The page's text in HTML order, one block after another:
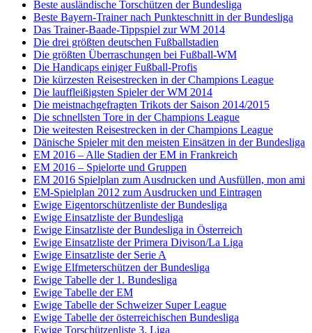
Beste ausländische Torschützen der Bundesliga
Beste Bayern-Trainer nach Punkteschnitt in der Bundesliga
Das Trainer-Baade-Tippspiel zur WM 2014
Die drei größten deutschen Fußballstadien
Die größten Überraschungen bei Fußball-WM
Die Handicaps einiger Fußball-Profis
Die kürzesten Reisestrecken in der Champions League
Die lauffleißigsten Spieler der WM 2014
Die meistnachgefragten Trikots der Saison 2014/2015
Die schnellsten Tore in der Champions League
Die weitesten Reisestrecken in der Champions League
Dänische Spieler mit den meisten Einsätzen in der Bundesliga
EM 2016 – Alle Stadien der EM in Frankreich
EM 2016 – Spielorte und Gruppen
EM 2016 Spielplan zum Ausdrucken und Ausfüllen, mon ami
EM-Spielplan 2012 zum Ausdrucken und Eintragen
Ewige Eigentorschützenliste der Bundesliga
Ewige Einsatzliste der Bundesliga
Ewige Einsatzliste der Bundesliga in Österreich
Ewige Einsatzliste der Primera Divison/La Liga
Ewige Einsatzliste der Serie A
Ewige Elfmeterschützen der Bundesliga
Ewige Tabelle der 1. Bundesliga
Ewige Tabelle der EM
Ewige Tabelle der Schweizer Super League
Ewige Tabelle der österreichischen Bundesliga
Ewige Torschützenliste 3. Liga